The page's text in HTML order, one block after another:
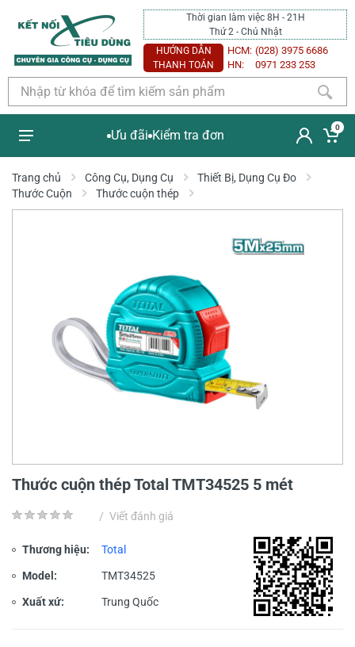
Thời gian làm việc 8H - 21H
Thứ 2 - Chủ Nhật
HƯỚNG DẪN
THANH TOÁN
HCM: (028) 3975 6686
HN:
0971 233 253
Ưu đãi Kiểm tra đơn
0
Trang chủ Công Cụ, Dụng Cụ
Thiết Bị, Dụng Cụ Đo
Thước Cuộn
Thước cuộn thép
Thước cuộn thép Total TMT34525 5 mét
/ Viết đánh giá
Thương hiệu: Total
Model: TMT34525
Xuất xứ: Trung Quốc